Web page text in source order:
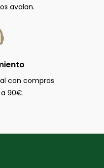
avalan.
con compras
90€.